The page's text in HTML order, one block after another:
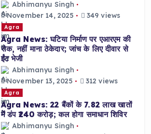
Abhimanyu Singh
November 14, 2025
349 views
Agra
Agra News: घटिया निर्माण पर एआरएम की
रोक, नहीं माना ठेकेदार; जांच के लिए दीवार से
ईंट भेजी
Abhimanyu Singh
November 13, 2025
312 views
Agra
Agra News: 22 बैंकों के 7.82 लाख खातों
में डंप ₹240 करोड़; कल होगा समाधान शिविर
Abhimanyu Singh